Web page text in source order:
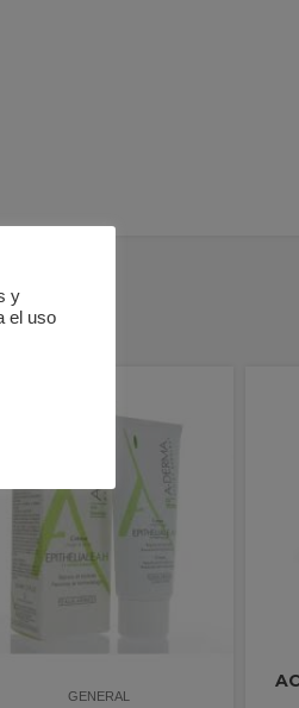
GENERAL
y
el uso